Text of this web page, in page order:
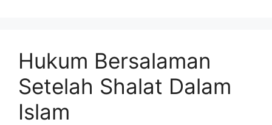
Hukum Bersalaman
Setelah Shalat Dalam
Islam